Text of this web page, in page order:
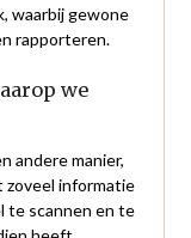
waarbij gewone
rapporteren.
we
andere manier,
zoveel informatie
te scannen en te